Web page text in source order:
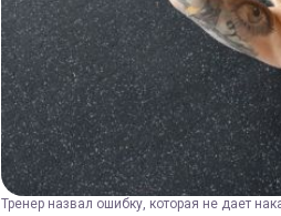
Тренер назвал ошибку, которая не дает